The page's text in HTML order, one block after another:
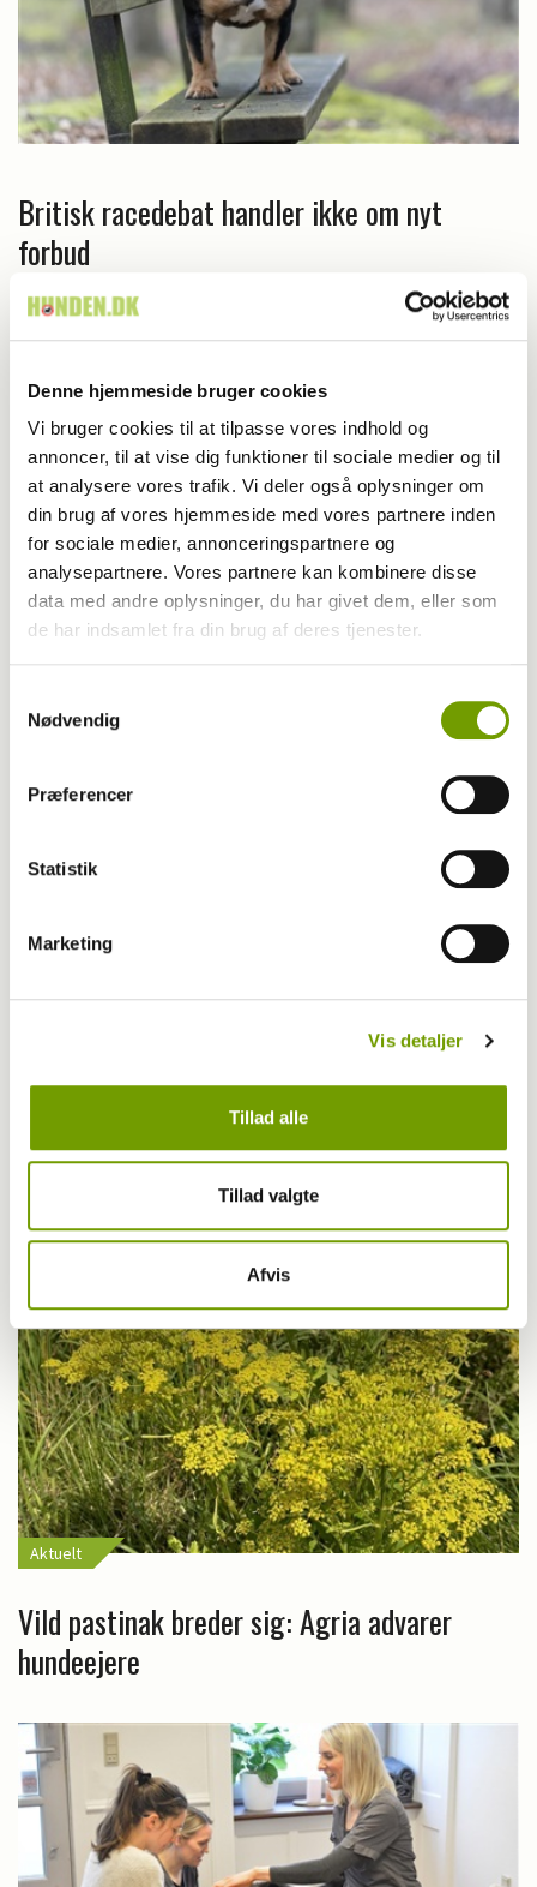
Denne hjemmeside bruger cookies
Vi bruger cookies til at tilpasse vores indhold og
annoncer, til at vise dig funktioner til sociale medier og til
at analysere vores trafik. Vi deler også oplysninger om
din brug af vores hjemmeside med vores partnere inden
for sociale medier, annonceringspartnere og
analysepartnere. Vores partnere kan kombinere disse
data med andre oplysninger, du har givet dem, eller som
de har indsamlet fra din brug af deres tjenester.
Nødvendig
Præferencer
Statistik
Marketing
Vis detaljer
Tillad alle
Tillad valgte
Afvis
Britisk racedebat handler ikke om nyt
forbud
Adfærd
Hvorfor graver hunden i kurven?
Første bichon havanais med BH-titel
Aktuelt
Vild pastinak breder sig: Agria advarer
hundeejere